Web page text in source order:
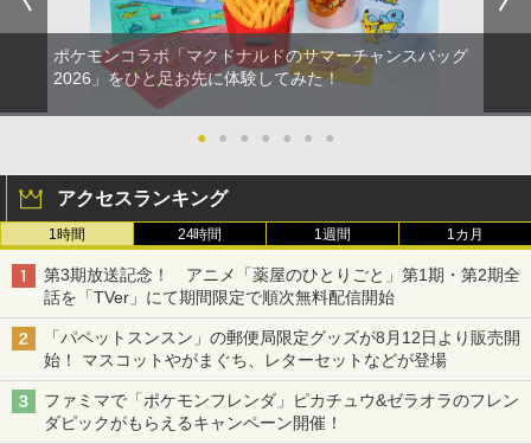
ポケモンコラボ「マクドナルドのサマーチャンスバッグ
2026」をひと足お先に体験してみた！
● ● ● ● ● ● ●
アクセスランキング
1時間 24時間 1週間 1カ月
第3期放送記念！ アニメ「薬屋のひとりごと」第1期・第2期全
話を「TVer」にて期間限定で順次無料配信開始
「パペットスンスン」の郵便局限定グッズが8月12日より販売開
始！ マスコットやがまぐち、レターセットなどが登場
ファミマで「ポケモンフレンダ」ピカチュウ&ゼラオラのフレン
ダピックがもらえるキャンペーン開催！